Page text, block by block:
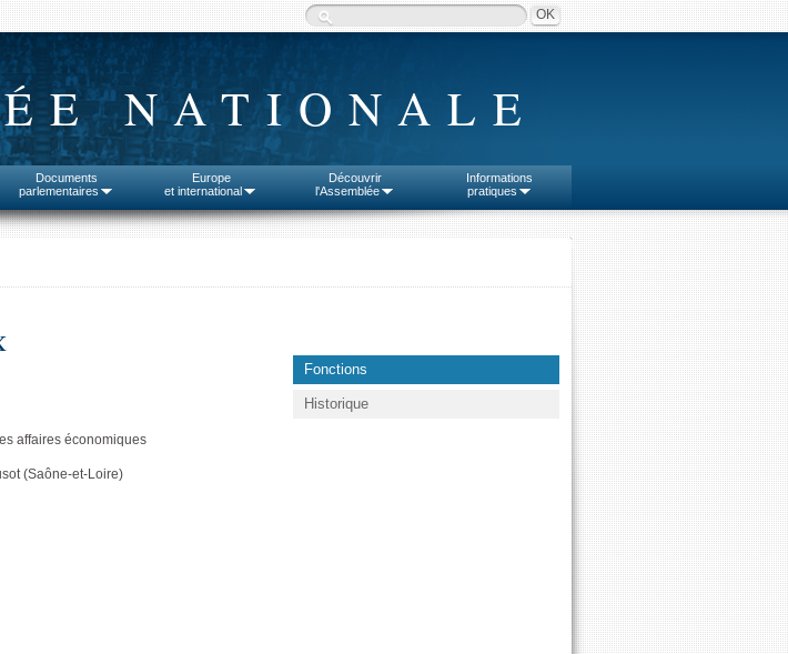
NATIONALE
Documents
parlementaires
Europe
et international
Découvrir
l'Assemblée
Informations
pratiques
affaires économiques
(Saône-et-Loire)
Fonctions
Historique